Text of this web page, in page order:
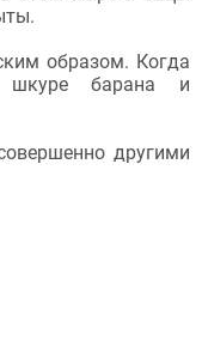
образом. Когда
шкуре барана и
другими